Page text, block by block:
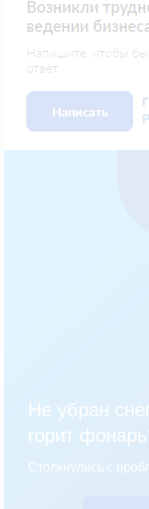
Не убран
горит
Столкнулись с